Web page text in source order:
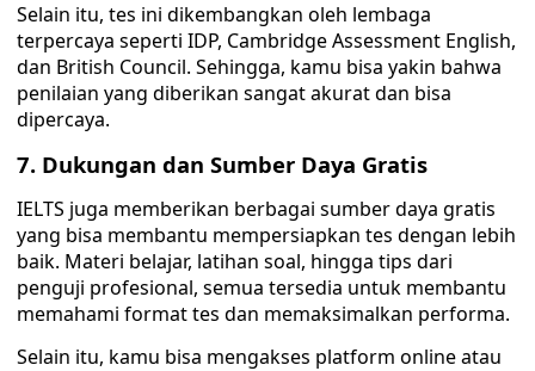
Selain itu, tes ini dikembangkan oleh lembaga
terpercaya seperti IDP, Cambridge Assessment English,
dan British Council. Sehingga, kamu bisa yakin bahwa
penilaian yang diberikan sangat akurat dan bisa
dipercaya.
7. Dukungan dan Sumber Daya Gratis
IELTS juga memberikan berbagai sumber daya gratis
yang bisa membantu mempersiapkan tes dengan lebih
baik. Materi belajar, latihan soal, hingga tips dari
penguji profesional, semua tersedia untuk membantu
memahami format tes dan memaksimalkan performa.
Selain itu, kamu bisa mengakses platform online atau